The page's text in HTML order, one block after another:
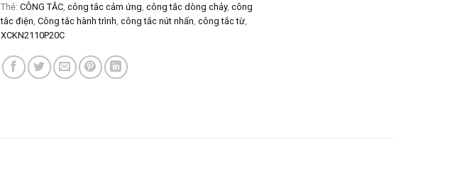
Thẻ: CÔNG TẮC công tắc cảm ứng công tắc dòng chảy, công
tắc điện Công tắc hành trình công tắc nút nhấn công tắc từ
XCKN2110P20C